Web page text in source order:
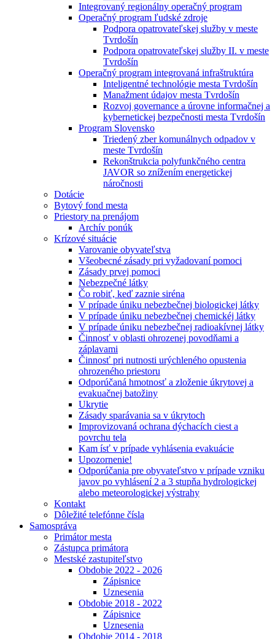
Integrovaný regionálny operačný program
Operačný program ľudské zdroje
Podpora opatrovateľskej služby v meste
Tvrdošín
Podpora opatrovateľskej služby II. v meste
Tvrdošín
Operačný program integrovaná infraštruktúra
Inteligentné technológie mesta Tvrdošín
Manažment údajov mesta Tvrdošín
Rozvoj governance a úrovne informačnej a
kybernetickej bezpečnosti mesta Tvrdošín
Program Slovensko
Triedený zber komunálnych odpadov v
meste Tvrdošín
Rekonštrukcia polyfunkčného centra
JAVOR so znížením energetickej
náročnosti
Dotácie
Bytový fond mesta
Priestory na prenájom
Archív ponúk
Krízové situácie
Varovanie obyvateľstva
Všeobecné zásady pri vyžadovaní pomoci
Zásady prvej pomoci
Nebezpečné látky
Čo robiť, keď zaznie siréna
V prípade úniku nebezbečnej biologickej látky
V prípade úniku nebezbečnej chemickéj látky
V prípade úniku nebezbečnej radioakívnej látky
Činnosť v oblasti ohrozenej povodňami a
záplavami
Činnosť pri nutnosti urýchleného opustenia
ohrozeného priestoru
Odporúčaná hmotnosť a zloženie úkrytovej a
evakuačnej batožiny
Ukrytie
Zásady sparávania sa v úkrytoch
Improvizovaná ochrana dýchacích ciest a
povrchu tela
Kam ísť v prípade vyhlásenia evakuácie
Upozornenie!
Odporúčania pre obyvateľstvo v prípade vzniku
javov po vyhlásení 2 a 3 stupňa hydrologickej
alebo meteorologickej výstrahy
Kontakt
Dôležité telefónne čísla
Samospráva
Primátor mesta
Zástupca primátora
Mestské zastupiteľstvo
Obdobie 2022 - 2026
Zápisnice
Uznesenia
Obdobie 2018 - 2022
Zápisnice
Uznesenia
Obdobie 2014 - 2018